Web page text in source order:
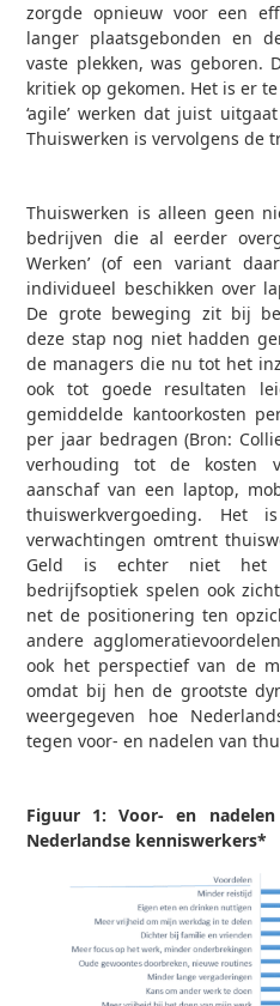
zorgde opnieuw voor een
langer plaatsgebonden en
vaste plekken, was geboren.
kritiek op gekomen. Het is er
‘agile’ werken dat juist
Thuiswerken is vervolgens de
Thuiswerken is alleen geen
bedrijven die al eerder
Werken’ (of een variant
individueel beschikken over
De grote beweging zit bij
deze stap nog niet hadden
de managers die nu tot het
ook tot goede resultaten
gemiddelde kantoorkosten
per jaar bedragen (Bron:
verhouding tot de kosten
aanschaf van een laptop,
thuiswerkvergoeding.
verwachtingen omtrent
Geld is echter niet het
bedrijfsoptiek spelen ook
net de positionering ten
andere
ook het perspectief van de
omdat bij hen de grootste
weergegeven hoe
tegen voor- en nadelen van
Figuur 1: Voor- en
Nederlandse kenniswerkers*